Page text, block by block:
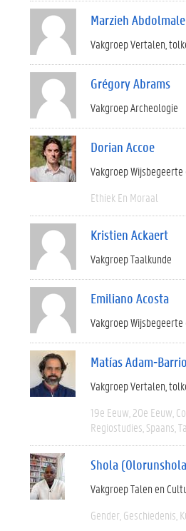
Marzieh
Vakgroep Vertalen,
Grégory Abrams
Vakgroep Archeologie
Dorian Accoe
Vakgroep
Ethiek En Moraal
Kristien Ackaert
Vakgroep Taalkunde
Emiliano Acosta
Vakgroep
Matías Adam-
Vakgroep Vertalen,
19e Eeuw 20e Eeuw
Regiostudies Spaans
Shola
Vakgroep Talen en
Gender Geschiedenis